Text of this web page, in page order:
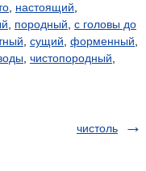
настоящий
породный с головы до
сущий форменный
чистопородный
чистоль